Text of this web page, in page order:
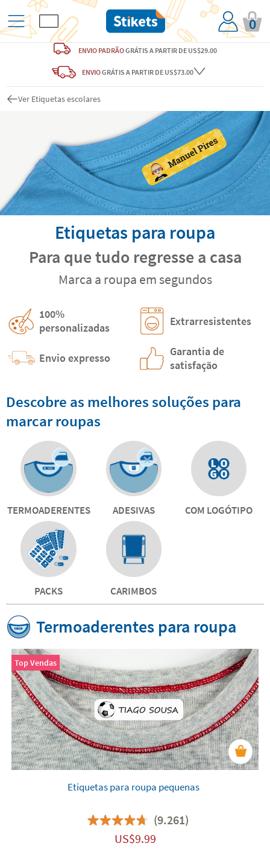
0
ENVIO PADRÃOGRÁTIS A PARTIR DE US$29.00
ENVIOGRÁTIS A PARTIR DE US$73.00
Ver Etiquetas escolares
Etiquetas para roupa
Para que tudo regresse a casa
Marca a roupa em segundos
100%
personalizadas
Extrarresistentes
Envio expresso
Garantia de
satisfação
Descobre as melhores soluções para
marcar roupas
TERMOADERENTES ADESIVAS COM LOGÓTIPO
PACKS CARIMBOS
Termoaderentes para roupa
Top Vendas
Etiquetas para roupa pequenas
(9.261)
US$9.99